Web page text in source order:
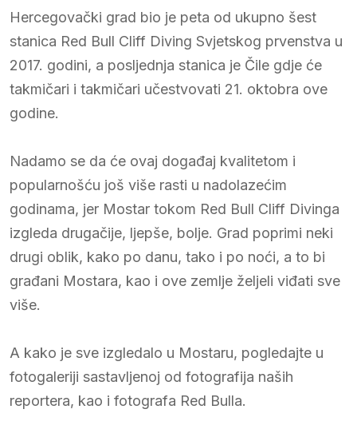
Hercegovački grad bio je peta od ukupno šest
stanica Red Bull Cliff Diving Svjetskog prvenstva u
2017. godini, a posljednja stanica je Čile gdje će
takmičari i takmičari učestvovati 21. oktobra ove
godine.
Nadamo se da će ovaj događaj kvalitetom i
popularnošću još više rasti u nadolazećim
godinama, jer Mostar tokom Red Bull Cliff Divinga
izgleda drugačije, ljepše, bolje. Grad poprimi neki
drugi oblik, kako po danu, tako i po noći, a to bi
građani Mostara, kao i ove zemlje željeli viđati sve
više.
A kako je sve izgledalo u Mostaru, pogledajte u
fotogaleriji sastavljenoj od fotografija naših
reportera, kao i fotografa Red Bulla.